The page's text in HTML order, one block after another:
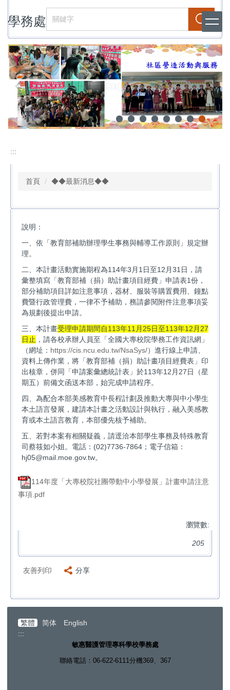
到
要
內
容
區
學務處 搜尋
:::
首頁 ◆◆最新消息◆◆
說明：
一、依「教育部補助辦理學生事務與輔導工作原則」規定辦
理。
二、本計畫活動實施期程為114年3月1日至12月31日，請
彙整填寫「教育部補（捐）助計畫項目經費」申請表1份，
部分補助項目詳如注意事項，器材、服裝等購置費用、鐘點
費暨行政管理費，一律不予補助，務請參閱附件注意事項妥
為規劃後提出申請。
三、本計畫受理申請期間自113年11月25日至113年12月27
日止 ，請各校承辦人員至「全國大專校院學務工作資訊網」
（網址： https://cis.ncu.edu.tw/NsaSys/）進行線上申請、
資料上傳作業，將「教育部補（捐）助計畫項目經費表」印
出核章，併同「申請案彙總統計表」於113年12月27日（星
期五）前備文函送本部，始完成申請程序。
四、為配合本部美感教育中長程計劃及推動大專與中小學生
本土語言發展，建請本計畫之活動設計與執行，融入美感教
育或本土語言教育，本部優先核予補助。
五、若對本案有相關疑義，請逕洽本部學生事務及特殊教育
司蔡筱如小姐。電話：(02)7736-7864；電子信箱：
hj05@mail.moe.gov.tw。
114年度「大專校院社團帶動中小學發展」計畫申請注意
事項.pdf
瀏覽數:
205
友善列印 分享
繁體 简体
English
:::
敏惠醫護管理專科學校學務處
聯絡電話：06-622-6111分機369、367